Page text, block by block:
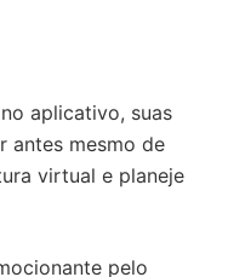
no aplicativo, suas
antes mesmo de
virtual e planeje
pelo